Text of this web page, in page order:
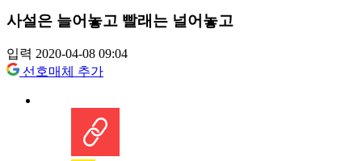
사설은 늘어놓고 빨래는 널어놓고
입력 2020-04-08 09:04
선호매체 추가